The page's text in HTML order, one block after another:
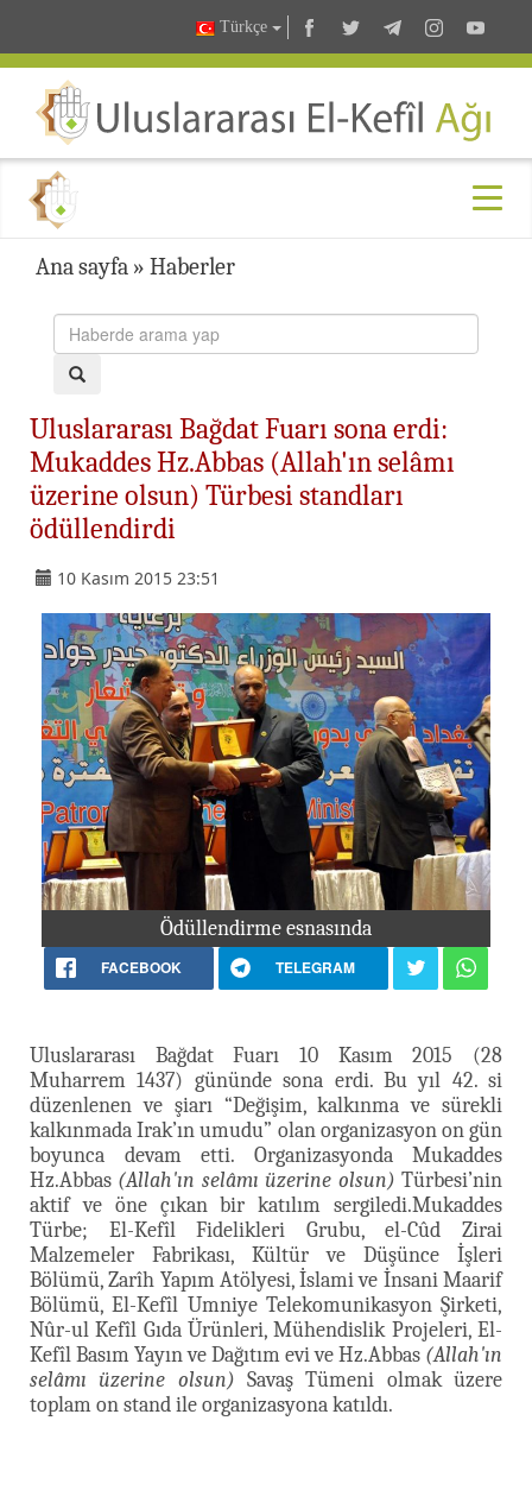
Türkçe
Ana sayfa » Haberler
Uluslararası Bağdat Fuarı sona erdi:
Mukaddes Hz.Abbas (Allah'ın selâmı
üzerine olsun) Türbesi standları
ödüllendirdi
10 Kasım 2015 23:51
Ödüllendirme esnasında
FACEBOOK TELEGRAM
Uluslararası Bağdat Fuarı 10 Kasım 2015 (28
Muharrem 1437) gününde sona erdi. Bu yıl 42. si
düzenlenen ve şiarı “Değişim, kalkınma ve sürekli
kalkınmada Irak’ın umudu” olan organizasyon on gün
boyunca devam etti. Organizasyonda Mukaddes
Hz.Abbas (Allah'ın selâmı üzerine olsun) Türbesi’nin
aktif ve öne çıkan bir katılım sergiledi.Mukaddes
Türbe; El-Kefîl Fidelikleri Grubu, el-Cûd Zirai
Malzemeler Fabrikası, Kültür ve Düşünce İşleri
Bölümü, Zarîh Yapım Atölyesi, İslami ve İnsani Maarif
Bölümü, El-Kefîl Umniye Telekomunikasyon Şirketi,
Nûr-ul Kefîl Gıda Ürünleri, Mühendislik Projeleri, El-
Kefîl Basım Yayın ve Dağıtım evi ve Hz.Abbas (Allah'ın
selâmı üzerine olsun) Savaş Tümeni olmak üzere
toplam on stand ile organizasyona katıldı.